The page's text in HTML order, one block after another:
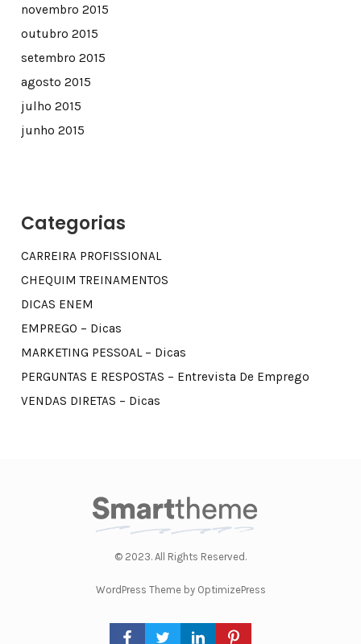
novembro 2015
outubro 2015
setembro 2015
agosto 2015
julho 2015
junho 2015
Categorias
CARREIRA PROFISSIONAL
CHEQUIM TREINAMENTOS
DICAS ENEM
EMPREGO – Dicas
MARKETING PESSOAL – Dicas
PERGUNTAS E RESPOSTAS – Entrevista De Emprego
VENDAS DIRETAS – Dicas
© 2023. All Rights Reserved.
WordPress Theme by OptimizePress